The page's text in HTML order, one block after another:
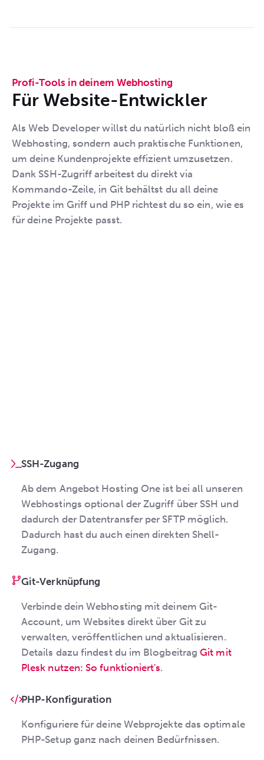
Profi-Tools in deinem Webhosting
Für Website-Entwickler
Als Web Developer willst du natürlich nicht bloß ein
Webhosting, sondern auch praktische Funktionen,
um deine Kundenprojekte effizient umzusetzen.
Dank SSH-Zugriff arbeitest du direkt via
Kommando-Zeile, in Git behältst du all deine
Projekte im Griff und PHP richtest du so ein, wie es
für deine Projekte passt.
SSH-Zugang
Ab dem Angebot Hosting One ist bei all unseren
Webhostings optional der Zugriff über SSH und
dadurch der Datentransfer per SFTP möglich.
Dadurch hast du auch einen direkten Shell-
Zugang.
Git-Verknüpfung
Verbinde dein Webhosting mit deinem Git-
Account, um Websites direkt über Git zu
verwalten, veröffentlichen und aktualisieren.
Details dazu findest du im BlogbeitragGit mit
Plesk nutzen: So funktioniert's.
PHP-Konfiguration
Konfiguriere für deine Webprojekte das optimale
PHP-Setup ganz nach deinen Bedürfnissen.